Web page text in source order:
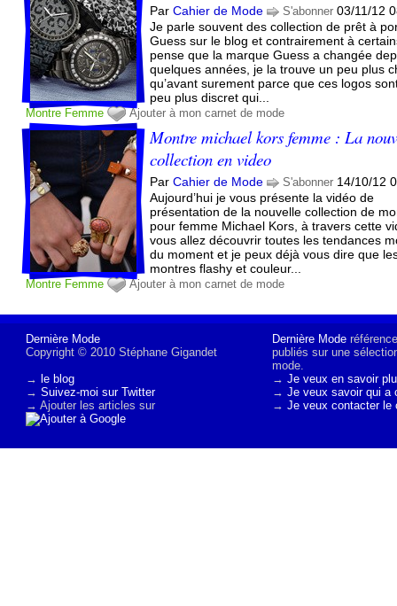
ParCahier de Mode S'abonner 03/11/12
Je parle souvent des collection de prêt à
Guess sur le blog et contrairement à
pense que la marque Guess a changée
quelques années, je la trouve un peu plus
qu’avant surement parce que ces logos
peu plus discret qui...
Montre Femme Ajouter à mon carnet de mode
Montre michael kors femme : La
collection en video
ParCahier de Mode S'abonner 14/10/12
Aujourd’hui je vous présente la vidéo de
présentation de la nouvelle collection de
pour femme Michael Kors, à travers cette
vous allez découvrir toutes les tendances
du moment et je peux déjà vous dire que
montres flashy et couleur...
Montre Femme Ajouter à mon carnet de mode
Dernière Mode
Copyright © 2010 Stéphane Gigandet
→ le blog
→Suivez-moi sur Twitter
→ Ajouter les articles sur
Dernière Mode
publiés sur une
mode.
→Je veux en savoir
→Je veux savoir qui a
→Je veux contacter le